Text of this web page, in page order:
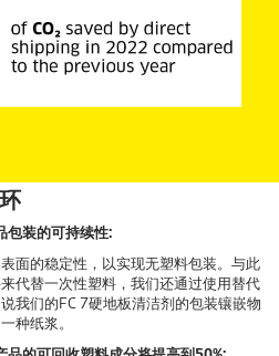
包装的可持续性:
面的稳定性，以实现无塑料包装。与此
代替一次性塑料，我们还通过使用替代
我们的FC 7硬地板清洁剂的包装镶嵌物
种纸浆。